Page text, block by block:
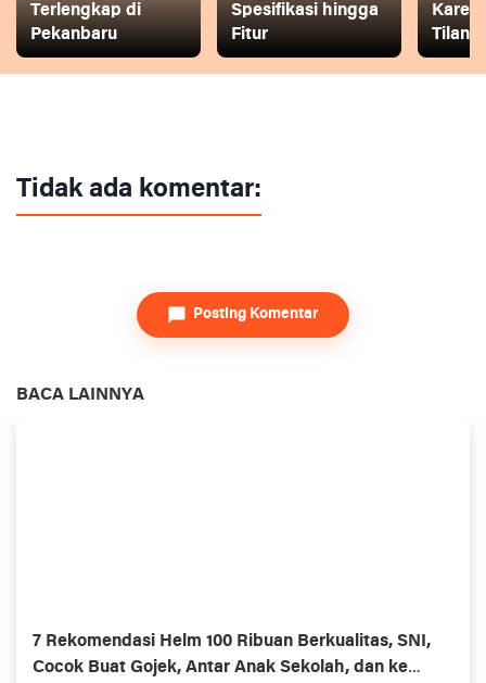
Terlengkap di
Pekanbaru
Spesifikasi hingga
Fitur
Tilang
Tidak ada komentar:
Posting Komentar
BACA LAINNYA
7 Rekomendasi Helm 100 Ribuan Berkualitas, SNI,
Cocok Buat Gojek, Antar Anak Sekolah, dan ke